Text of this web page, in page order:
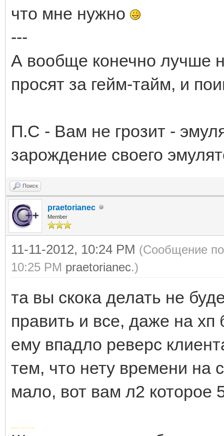
что мне нужно
---
А вообще конечно лучше
просят за гейм-тайм, и
П.С - Вам не грозит -
зарождение своего
Поиск
praetorianec
Member
11-11-2012, 10:24 PM (Сообщение
10:25 PM praetorianec.)
та вы скока делать не
править и все, даже на хп
ему впадло реверс
тем, что нету времени на
мало, вот вам л2 которое
Добавлено через 33 секунды